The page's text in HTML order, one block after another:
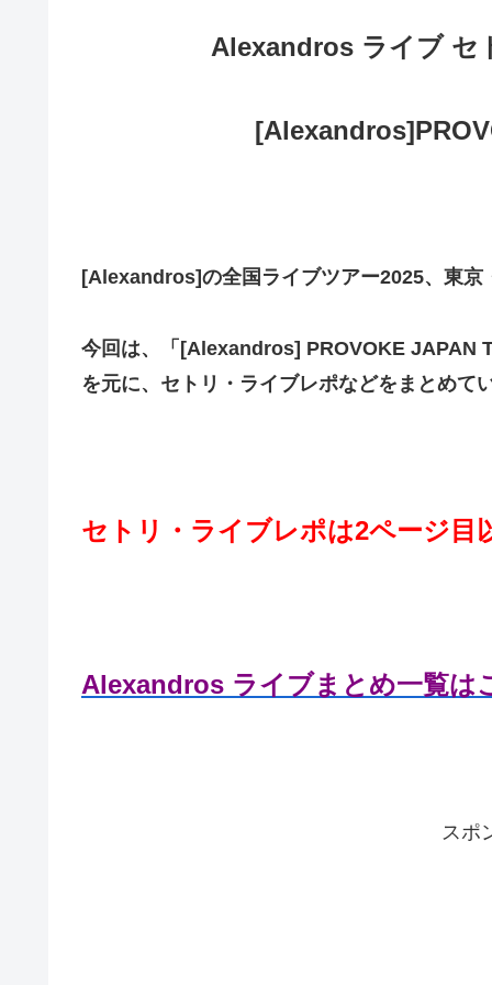
Alexandros ライブ セ
[Alexandros]の全国ライブツアー2025、東
今回は、「[Alexandros] PROVOKE JAPAN
を元に、セトリ・ライブレポなどをまとめて
セトリ・ライブレポは2ページ目
Alexandros ライブまとめ一覧は
スポ